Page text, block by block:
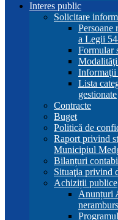
Interes public
Solicitare
Persoane
a Legii
Formular
Modalităţi
Informaţii
Lista
gestionate
Contracte
Buget
Politică de
Raport privind
Municipiul
Bilanțuri
Situaţia privind
Achiziții publice
Anunțuri